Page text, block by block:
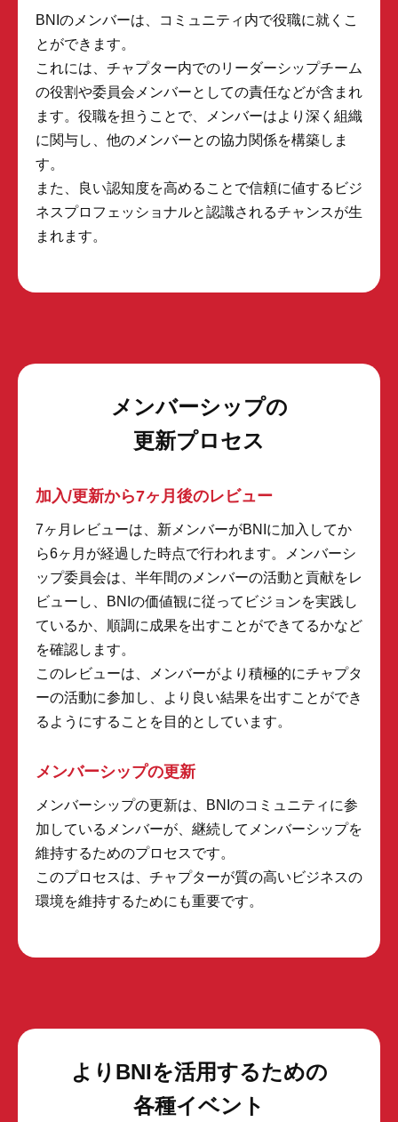
BNIのメンバーは、コミュニティ内で役職に就くこ
とができます。
これには、チャプター内でのリーダーシップチーム
の役割や委員会メンバーとしての責任などが含まれ
ます。役職を担うことで、メンバーはより深く組織
に関与し、他のメンバーとの協力関係を構築しま
す。
また、良い認知度を高めることで信頼に値するビジ
ネスプロフェッショナルと認識されるチャンスが生
まれます。
メンバーシップの
更新プロセス
加入/更新から7ヶ月後のレビュー
7ヶ月レビューは、新メンバーがBNIに加入してか
ら6ヶ月が経過した時点で行われます。メンバーシ
ップ委員会は、半年間のメンバーの活動と貢献をレ
ビューし、BNIの価値観に従ってビジョンを実践し
ているか、順調に成果を出すことができてるかなど
を確認します。
このレビューは、メンバーがより積極的にチャプタ
ーの活動に参加し、より良い結果を出すことができ
るようにすることを目的としています。
メンバーシップの更新
メンバーシップの更新は、BNIのコミュニティに参
加しているメンバーが、継続してメンバーシップを
維持するためのプロセスです。
このプロセスは、チャプターが質の高いビジネスの
環境を維持するためにも重要です。
よりBNIを活用するための
各種イベント